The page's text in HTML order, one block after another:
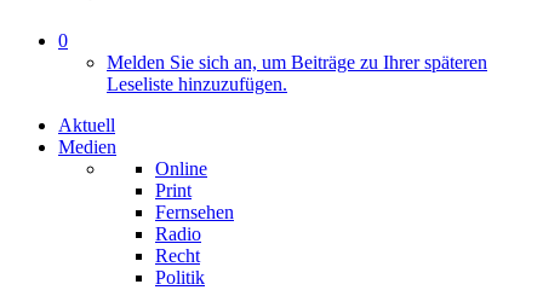
0
Melden Sie sich an, um Beiträge zu Ihrer späteren
Leseliste hinzuzufügen.
Aktuell
Medien
Online
Print
Fernsehen
Radio
Recht
Politik